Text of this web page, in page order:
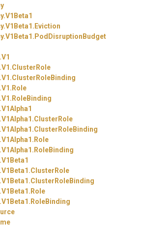
V1Beta1
V1Beta1. Eviction
V1Beta1. PodDisruptionBudget
V1
V1.ClusterRole
V1.ClusterRoleBinding
V1. Role
V1. RoleBinding
V1Alpha1
V1Alpha1.ClusterRole
V1Alpha1.ClusterRoleBinding
V1Alpha1. Role
V1Alpha1. RoleBinding
V1Beta1
V1Beta1.ClusterRole
V1Beta1.ClusterRoleBinding
V1Beta1. Role
V1Beta1. RoleBinding